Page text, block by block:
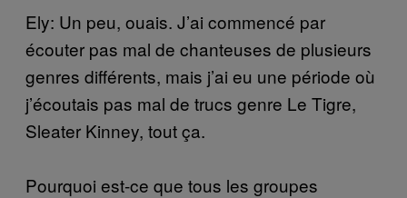
Ely: Un peu, ouais. J’ai commencé par
écouter pas mal de chanteuses de plusieurs
genres différents, mais j’ai eu une période où
j’écoutais pas mal de trucs genre Le Tigre,
Sleater Kinney, tout ça.
Pourquoi est-ce que tous les groupes